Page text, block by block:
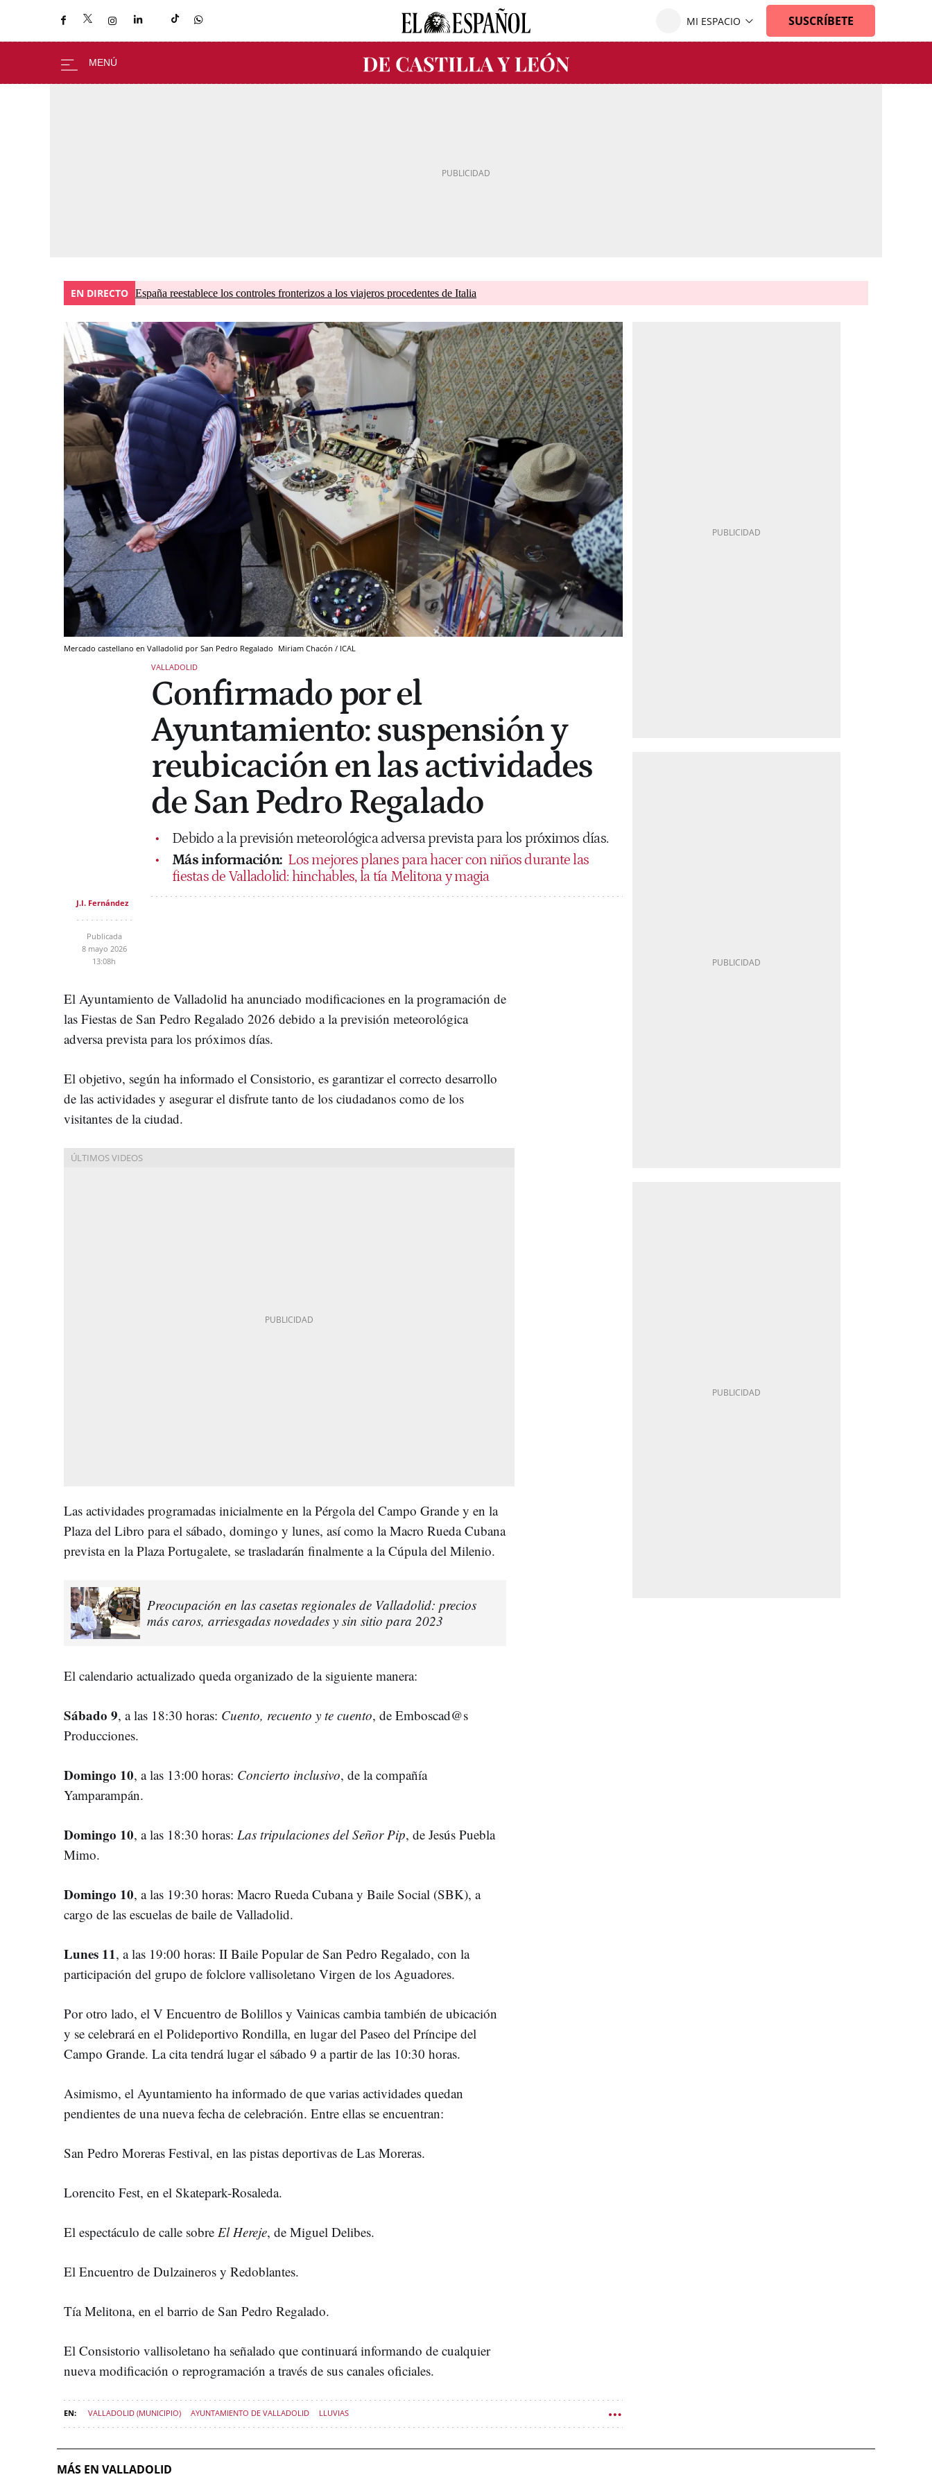
EN DIRECTO España reestablece los controles fronterizos a los viajeros procedentes de Italia
Mercado castellano en Valladolid por San Pedro Regalado Miriam Chacón / ICAL
VALLADOLID
Confirmado por el
Ayuntamiento: suspensión y
reubicación en las actividades
de San Pedro Regalado
Debido a la previsión meteorológica adversa prevista para los próximos días.
Más información: Los mejores planes para hacer con niños durante las
fiestas de Valladolid: hinchables, la tía Melitona y magia
J.I. Fernández
Publicada
8 mayo 2026
13:08h
El Ayuntamiento de Valladolid ha anunciado modificaciones en la programación de
las Fiestas de San Pedro Regalado 2026 debido a la previsión meteorológica
adversa prevista para los próximos días.
El objetivo, según ha informado el Consistorio, es garantizar el correcto desarrollo
de las actividades y asegurar el disfrute tanto de los ciudadanos como de los
visitantes de la ciudad.
Las actividades programadas inicialmente en la Pérgola del Campo Grande y en la
Plaza del Libro para el sábado, domingo y lunes, así como la Macro Rueda Cubana
prevista en la Plaza Portugalete, se trasladarán finalmente a la Cúpula del Milenio.
Preocupación en las casetas regionales de Valladolid: precios
más caros, arriesgadas novedades y sin sitio para 2023
El calendario actualizado queda organizado de la siguiente manera:
Sábado 9, a las 18:30 horas: Cuento, recuento y te cuento, de Emboscad@s
Producciones.
Domingo 10, a las 13:00 horas: Concierto inclusivo, de la compañía
Yamparampán.
Domingo 10, a las 18:30 horas: Las tripulaciones del Señor Pip, de Jesús Puebla
Mimo.
Domingo 10, a las 19:30 horas: Macro Rueda Cubana y Baile Social (SBK), a
cargo de las escuelas de baile de Valladolid.
Lunes 11, a las 19:00 horas: II Baile Popular de San Pedro Regalado, con la
participación del grupo de folclore vallisoletano Virgen de los Aguadores.
Por otro lado, el V Encuentro de Bolillos y Vainicas cambia también de ubicación
y se celebrará en el Polideportivo Rondilla, en lugar del Paseo del Príncipe del
Campo Grande. La cita tendrá lugar el sábado 9 a partir de las 10:30 horas.
Asimismo, el Ayuntamiento ha informado de que varias actividades quedan
pendientes de una nueva fecha de celebración. Entre ellas se encuentran:
San Pedro Moreras Festival, en las pistas deportivas de Las Moreras.
Lorencito Fest, en el Skatepark-Rosaleda.
El espectáculo de calle sobre El Hereje, de Miguel Delibes.
El Encuentro de Dulzaineros y Redoblantes.
Tía Melitona, en el barrio de San Pedro Regalado.
El Consistorio vallisoletano ha señalado que continuará informando de cualquier
nueva modificación o reprogramación a través de sus canales oficiales.
VALLADOLID (MUNICIPIO) AYUNTAMIENTO DE VALLADOLID LLUVIAS
MÁS EN VALLADOLID